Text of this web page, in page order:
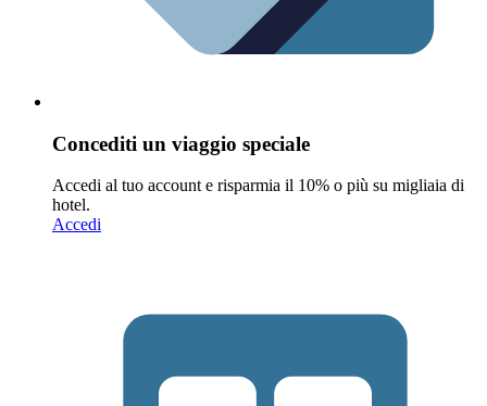
Concediti un viaggio speciale
Accedi al tuo account e risparmia il 10% o più su migliaia di
hotel.
Accedi